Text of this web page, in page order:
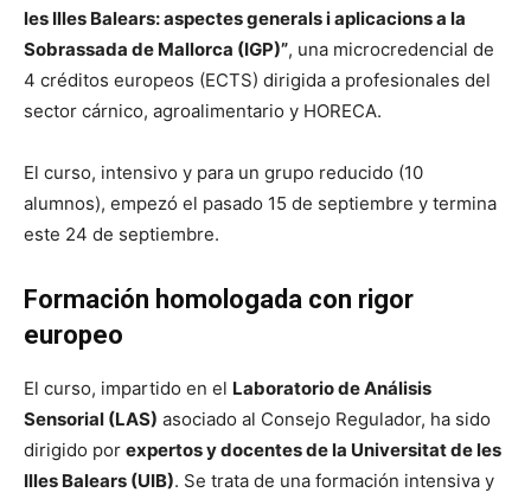
les Illes Balears: aspectes generals i aplicacions a la
Sobrassada de Mallorca (IGP)”, una microcredencial de
4 créditos europeos (ECTS) dirigida a profesionales del
sector cárnico, agroalimentario y HORECA.
El curso, intensivo y para un grupo reducido (10
alumnos), empezó el pasado 15 de septiembre y termina
este 24 de septiembre.
Formación homologada con rigor
europeo
El curso, impartido en el Laboratorio de Análisis
Sensorial (LAS) asociado al Consejo Regulador, ha sido
dirigido por expertos y docentes de la Universitat de les
Illes Balears (UIB). Se trata de una formación intensiva y